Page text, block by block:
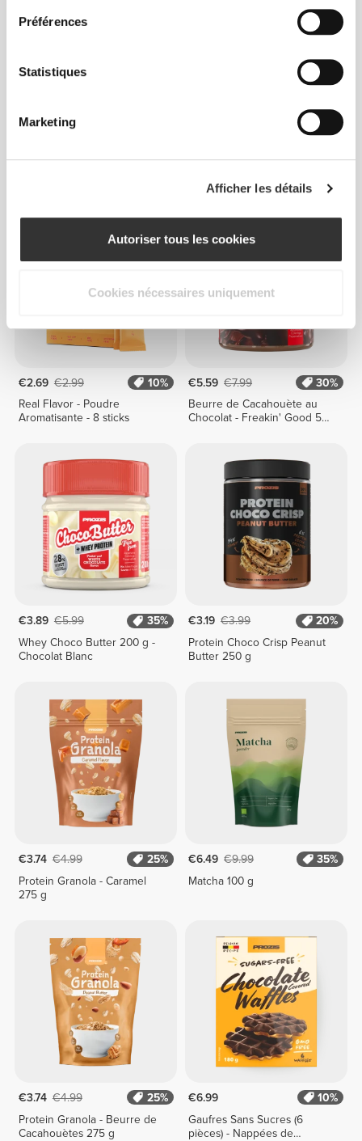
Préférences
Statistiques
Marketing
Afficher les détails
Autoriser tous les cookies
Cookies nécessaires uniquement
€2.69 €2.99
10%
Real Flavor - Poudre
Aromatisante - 8 sticks
€5.59 €7.99
30%
Beurre de Cacahouète au
Chocolat - Freakin' Good 500
€3.89 €5.99
35%
Whey Choco Butter 200 g -
Chocolat Blanc
€3.19 €3.99
20%
Protein Choco Crisp Peanut
Butter 250 g
€3.74 €4.99
25%
Protein Granola - Caramel
275 g
€6.49 €9.99
35%
Matcha 100 g
€3.74 €4.99
25%
Protein Granola - Beurre de
Cacahouètes 275 g
€6.99
10%
Gaufres Sans Sucres (6
pièces) - Nappées de